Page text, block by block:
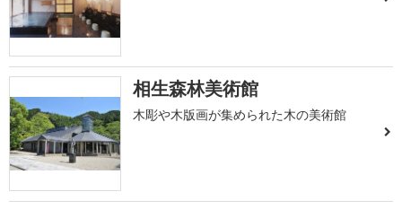
相生森林美術館
木彫や木版画が集められた木の美術館